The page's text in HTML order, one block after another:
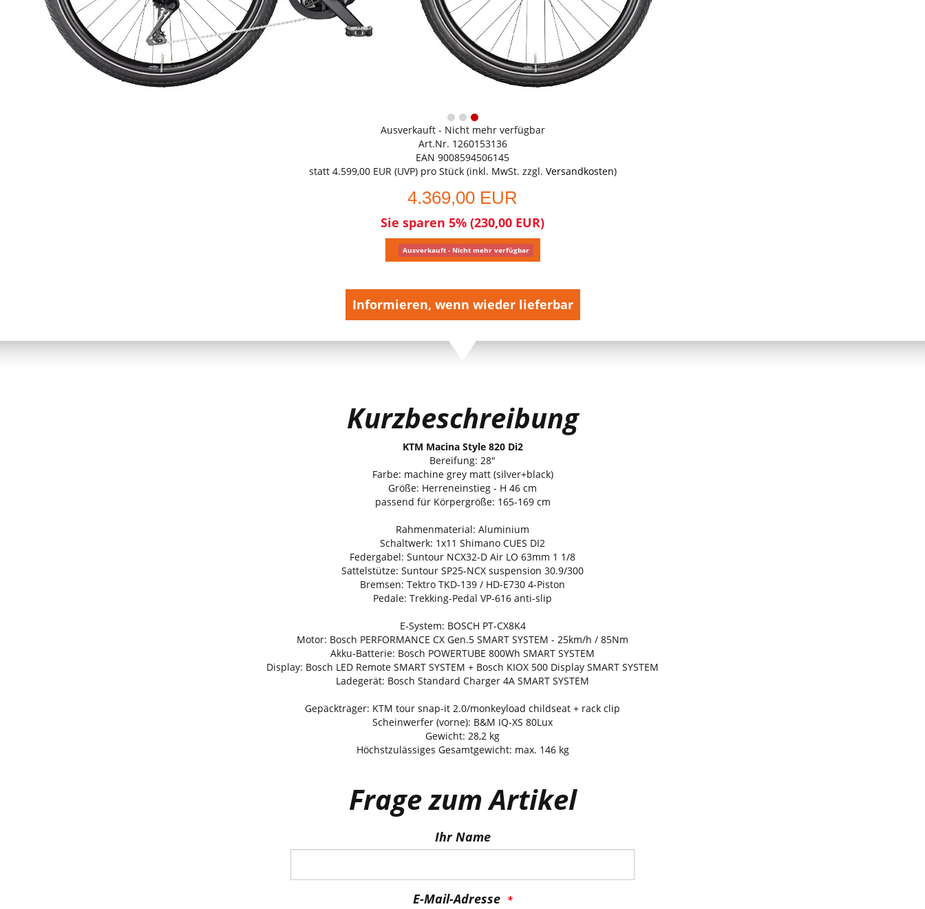
Ausverkauft - Nicht mehr verfügbar
Art.Nr. 1260153136
EAN 9008594506145
statt 4.599,00 EUR(UVP) pro Stück (inkl. MwSt. zzgl. Versandkosten)
4.369,00 EUR
Sie sparen 5% (230,00 EUR)
Ausverkauft - Nicht mehr verfügbar
Informieren, wenn wieder lieferbar
Kurzbeschreibung
KTM Macina Style 820 Di2
Bereifung: 28"
Farbe: machine grey matt (silver+black)
Größe: Herreneinstieg - H 46 cm
passend für Körpergröße: 165-169 cm
Rahmenmaterial: Aluminium
Schaltwerk: 1x11 Shimano CUES DI2
Federgabel: Suntour NCX32-D Air LO 63mm 1 1/8
Sattelstütze: Suntour SP25-NCX suspension 30.9/300
Bremsen: Tektro TKD-139 / HD-E730 4-Piston
Pedale: Trekking-Pedal VP-616 anti-slip
E-System: BOSCH PT-CX8K4
Motor: Bosch PERFORMANCE CX Gen.5 SMART SYSTEM - 25km/h / 85Nm
Akku-Batterie: Bosch POWERTUBE 800Wh SMART SYSTEM
Display: Bosch LED Remote SMART SYSTEM + Bosch KIOX 500 Display SMART SYSTEM
Ladegerät: Bosch Standard Charger 4A SMART SYSTEM
Gepäckträger: KTM tour snap-it 2.0/monkeyload childseat + rack clip
Scheinwerfer (vorne): B&M IQ-XS 80Lux
Gewicht: 28,2 kg
Höchstzulässiges Gesamtgewicht: max. 146 kg
Frage zum Artikel
Ihr Name
E-Mail-Adresse